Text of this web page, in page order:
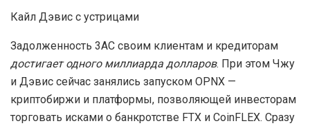
Кайл Дэвис с устрицами
Задолженность 3AC своим клиентам и кредиторам
достигает одного миллиарда долларов. При этом Чжу
и Дэвис сейчас занялись запуском OPNX —
криптобиржи и платформы, позволяющей инвесторам
торговать исками о банкротстве FTX и CoinFLEX. Сразу